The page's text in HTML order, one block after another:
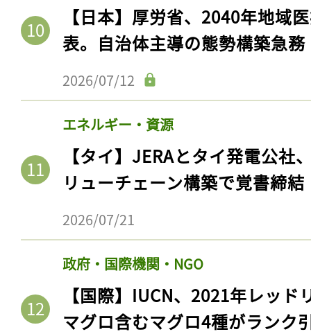
【日本】厚労省、2040年地域
表。自治体主導の態勢構築急務
2026/07/12
エネルギー・資源
【タイ】JERAとタイ発電公社
リューチェーン構築で覚書締結
2026/07/21
政府・国際機関・NGO
【国際】IUCN、2021年レッ
マグロ含むマグロ4種がランク
ログイン
会員登録